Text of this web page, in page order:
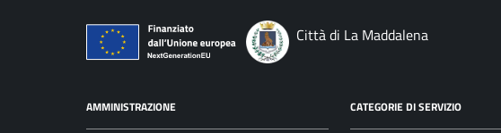
Città di La Maddalena
AMMINISTRAZIONE CATEGORIE DI SERVIZIO